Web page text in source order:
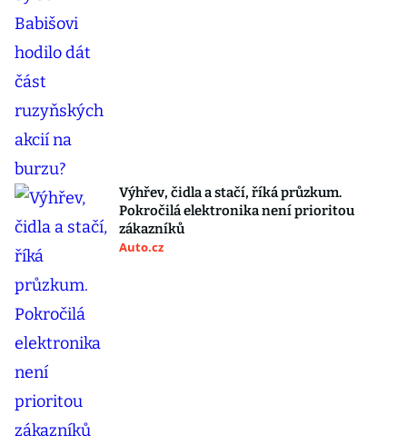
Výhřev, čidla a stačí, říká průzkum.
Pokročilá elektronika není prioritou
zákazníků
Auto.cz